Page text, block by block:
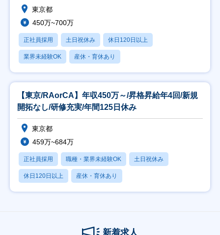
東京都
450万~700万
正社員採用 土日祝休み 休日120日以上
業界未経験OK 産休・育休あり
【東京/RAorCA】年収450万～/昇格昇給年4回/新規
開拓なし/研修充実/年間125日休み
東京都
459万~684万
正社員採用 職種・業界未経験OK 土日祝休み
休日120日以上 産休・育休あり
新着求人